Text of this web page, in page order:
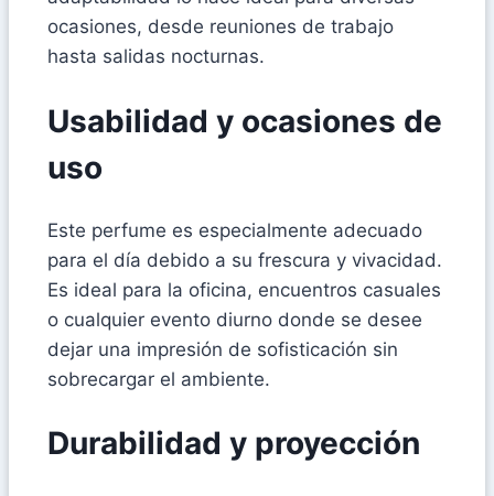
ocasiones, desde reuniones de trabajo
hasta salidas nocturnas.
Usabilidad y ocasiones de
uso
Este perfume es especialmente adecuado
para el día debido a su frescura y vivacidad.
Es ideal para la oficina, encuentros casuales
o cualquier evento diurno donde se desee
dejar una impresión de sofisticación sin
sobrecargar el ambiente.
Durabilidad y proyección